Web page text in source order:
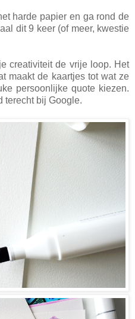
harde papier en ga rond de
dit 9 keer (of meer, kwestie
creativiteit de vrije loop. Het
maakt de kaartjes tot wat ze
persoonlijke quote kiezen.
terecht bij Google.